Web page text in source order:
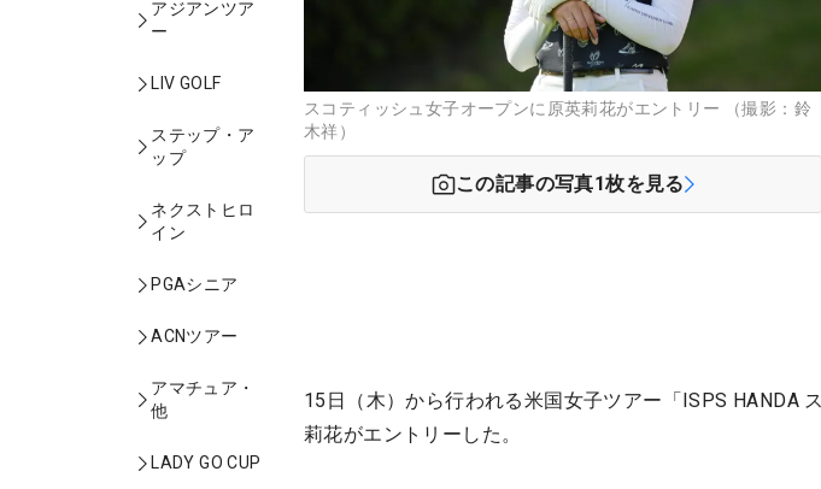
アジアンツア
ー
LIV GOLF
ステップ・ア
ップ
ネクストヒロ
イン
PGAシニア
ACNツアー
アマチュア・
他
LADY GO CUP
スコティッシュ女子オープンに原英莉花がエントリー （撮影：鈴
木祥）
この記事の写真1枚を見る
15日（木）から行われる米国女子ツアー「ISPS HANDA
莉花がエントリーした。